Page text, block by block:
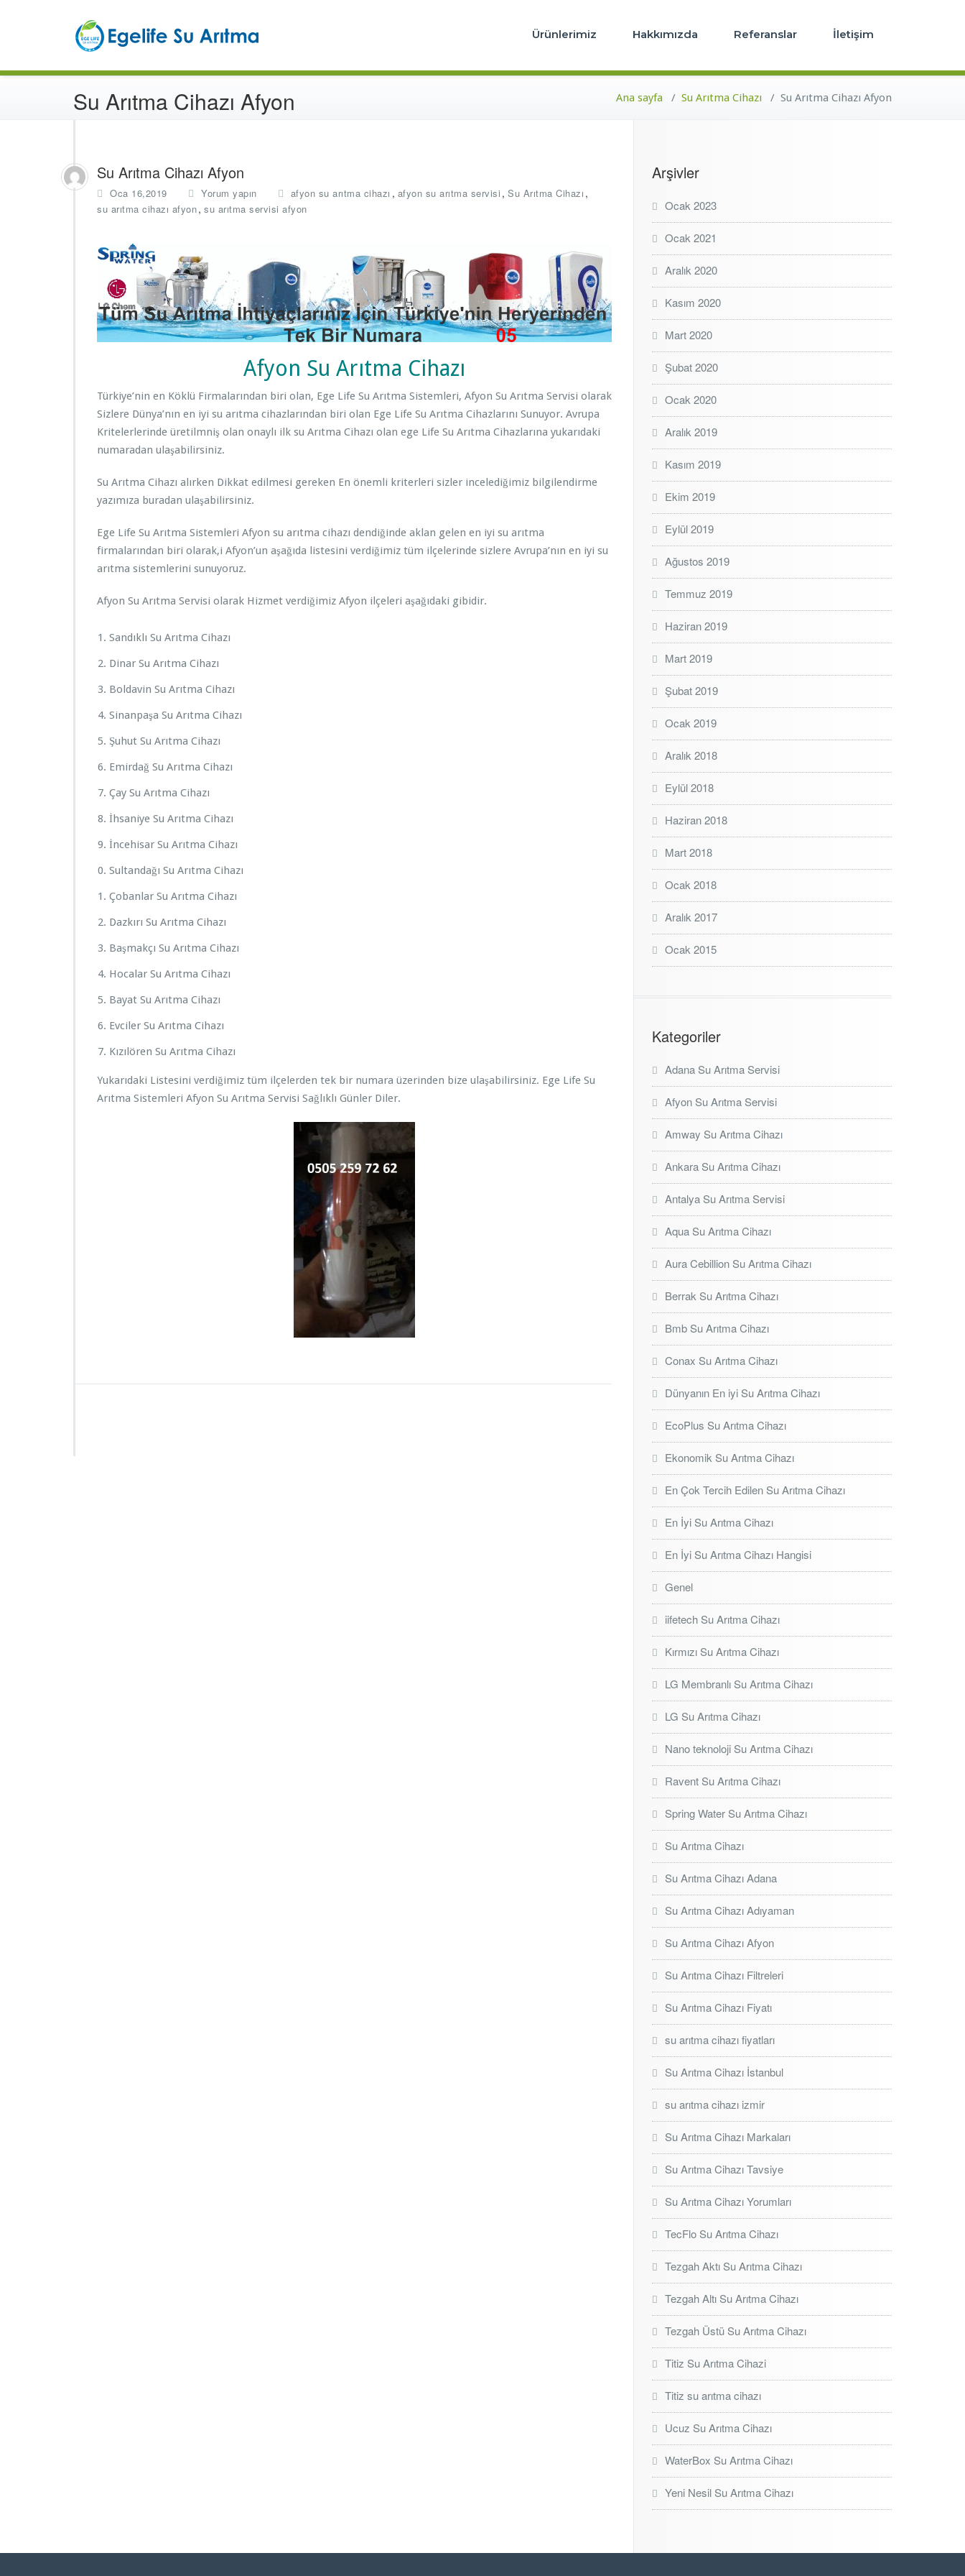
En İyi Su Arıtma Cihazı – Ege Life Su Arıtma Cihazı
Ürünlerimiz Hakkımızda Referanslar İletişim
Su Arıtma Cihazı Afyon Ana sayfa / Su Arıtma Cihazı / Su Arıtma Cihazı Afyon
Su Arıtma Cihazı Afyon
Oca 16,2019 Yorum yapın afyon su arıtma cihazı , afyon su arıtma servisi , Su Arıtma Cihazı ,
su arıtma cihazı afyon, su arıtma servisi afyon
Afyon Su Arıtma Cihazı
Türkiye’nin en Köklü Firmalarından biri olan, Ege Life Su Arıtma Sistemleri, Afyon Su Arıtma Servisi olarak
Sizlere Dünya’nın en iyi su arıtma cihazlarından biri olan Ege Life Su Arıtma Cihazlarını Sunuyor. Avrupa
Kritelerlerinde üretilmniş olan onaylı ilk su Arıtma Cihazı olan ege Life Su Arıtma Cihazlarına yukarıdaki
numaradan ulaşabilirsiniz.
Su Arıtma Cihazı alırken Dikkat edilmesi gereken En önemli kriterleri sizler incelediğimiz bilgilendirme
yazımıza buradan ulaşabilirsiniz.
Ege Life Su Arıtma Sistemleri Afyon su arıtma cihazı dendiğinde aklan gelen en iyi su arıtma
firmalarından biri olarak,i Afyon’un aşağıda listesini verdiğimiz tüm ilçelerinde sizlere Avrupa’nın en iyi su
arıtma sistemlerini sunuyoruz.
Afyon Su Arıtma Servisi olarak Hizmet verdiğimiz Afyon ilçeleri aşağıdaki gibidir.
Sandıklı Su Arıtma Cihazı
Dinar Su Arıtma Cihazı
Boldavin Su Arıtma Cihazı
Sinanpaşa Su Arıtma Cihazı
Şuhut Su Arıtma Cihazı
Emirdağ Su Arıtma Cihazı
Çay Su Arıtma Cihazı
İhsaniye Su Arıtma Cihazı
İncehisar Su Arıtma Cihazı
Sultandağı Su Arıtma Cihazı
Çobanlar Su Arıtma Cihazı
Dazkırı Su Arıtma Cihazı
Başmakçı Su Arıtma Cihazı
Hocalar Su Arıtma Cihazı
Bayat Su Arıtma Cihazı
Evciler Su Arıtma Cihazı
Kızılören Su Arıtma Cihazı
Yukarıdaki Listesini verdiğimiz tüm ilçelerden tek bir numara üzerinden bize ulaşabilirsiniz. Ege Life Su
Arıtma Sistemleri Afyon Su Arıtma Servisi Sağlıklı Günler Diler.
Arşivler
Ocak 2023
Ocak 2021
Aralık 2020
Kasım 2020
Mart 2020
Şubat 2020
Ocak 2020
Aralık 2019
Kasım 2019
Ekim 2019
Eylül 2019
Ağustos 2019
Temmuz 2019
Haziran 2019
Mart 2019
Şubat 2019
Ocak 2019
Aralık 2018
Eylül 2018
Haziran 2018
Mart 2018
Ocak 2018
Aralık 2017
Ocak 2015
Kategoriler
Adana Su Arıtma Servisi
Afyon Su Arıtma Servisi
Amway Su Arıtma Cihazı
Ankara Su Arıtma Cihazı
Antalya Su Arıtma Servisi
Aqua Su Arıtma Cihazı
Aura Cebillion Su Arıtma Cihazı
Berrak Su Arıtma Cihazı
Bmb Su Arıtma Cihazı
Conax Su Arıtma Cihazı
Dünyanın En iyi Su Arıtma Cihazı
EcoPlus Su Arıtma Cihazı
Ekonomik Su Arıtma Cihazı
En Çok Tercih Edilen Su Arıtma Cihazı
En İyi Su Arıtma Cihazı
En İyi Su Arıtma Cihazı Hangisi
Genel
iifetech Su Arıtma Cihazı
Kırmızı Su Arıtma Cihazı
LG Membranlı Su Arıtma Cihazı
LG Su Arıtma Cihazı
Nano teknoloji Su Arıtma Cihazı
Ravent Su Arıtma Cihazı
Spring Water Su Arıtma Cihazı
Su Arıtma Cihazı
Su Arıtma Cihazı Adana
Su Arıtma Cihazı Adıyaman
Su Arıtma Cihazı Afyon
Su Arıtma Cihazı Filtreleri
Su Arıtma Cihazı Fiyatı
su arıtma cihazı fiyatları
Su Arıtma Cihazı İstanbul
su arıtma cihazı izmir
Su Arıtma Cihazı Markaları
Su Arıtma Cihazı Tavsiye
Su Arıtma Cihazı Yorumları
TecFlo Su Arıtma Cihazı
Tezgah Aktı Su Arıtma Cihazı
Tezgah Altı Su Arıtma Cihazı
Tezgah Üstü Su Arıtma Cihazı
Titiz Su Arıtma Cihazi
Titiz su arıtma cihazı
Ucuz Su Arıtma Cihazı
WaterBox Su Arıtma Cihazı
Yeni Nesil Su Arıtma Cihazı